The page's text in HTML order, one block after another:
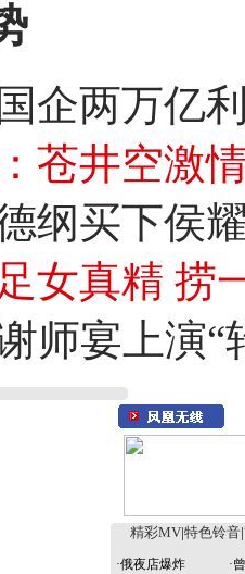
企两万亿
苍井空激
纲买下侯
女真精 捞
师宴上演“
精彩MV 特色铃音
·俄夜店爆炸 ·